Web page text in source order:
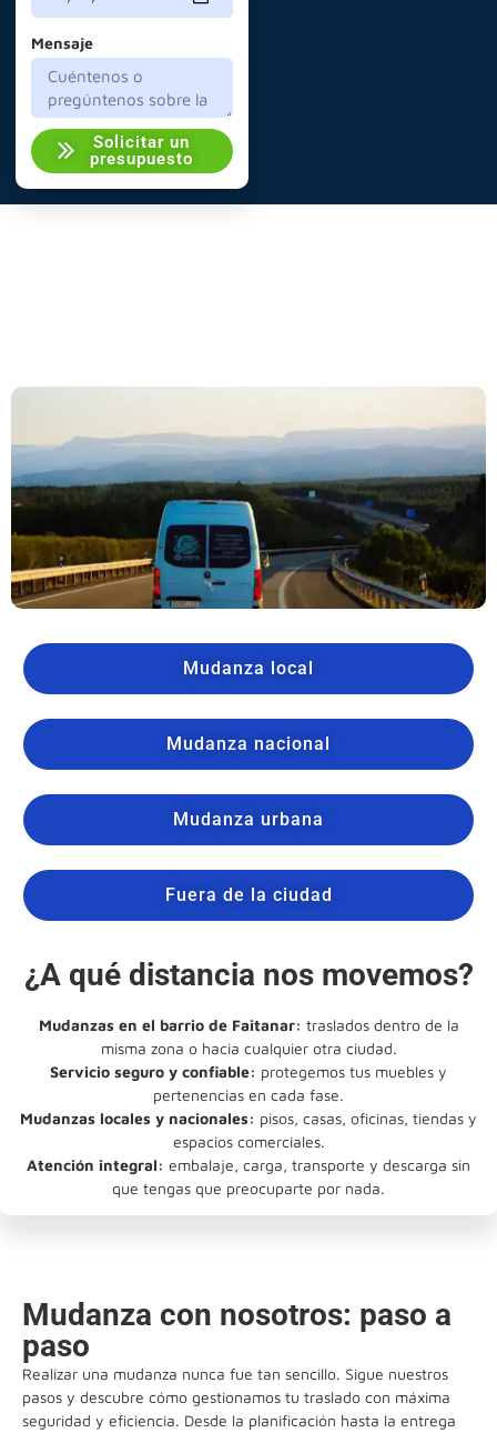
Mensaje
Solicitar un
presupuesto
Mudanza local
Mudanza nacional
Mudanza urbana
Fuera de la ciudad
¿A qué distancia nos movemos?
Mudanzas en el barrio de Faitanar: traslados dentro de la
misma zona o hacia cualquier otra ciudad.
Servicio seguro y confiable: protegemos tus muebles y
pertenencias en cada fase.
Mudanzas locales y nacionales: pisos, casas, oficinas, tiendas y
espacios comerciales.
Atención integral: embalaje, carga, transporte y descarga sin
que tengas que preocuparte por nada.
Mudanza con nosotros: paso a
paso
Realizar una mudanza nunca fue tan sencillo. Sigue nuestros
pasos y descubre cómo gestionamos tu traslado con máxima
seguridad y eficiencia. Desde la planificación hasta la entrega